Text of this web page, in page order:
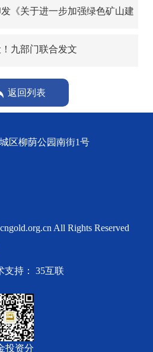
《关于进一步加强绿色矿山建
九部门联合发文
返回列表
区柳荫公园南街1号
All Rights Reserved
支持： 35互联
投资分